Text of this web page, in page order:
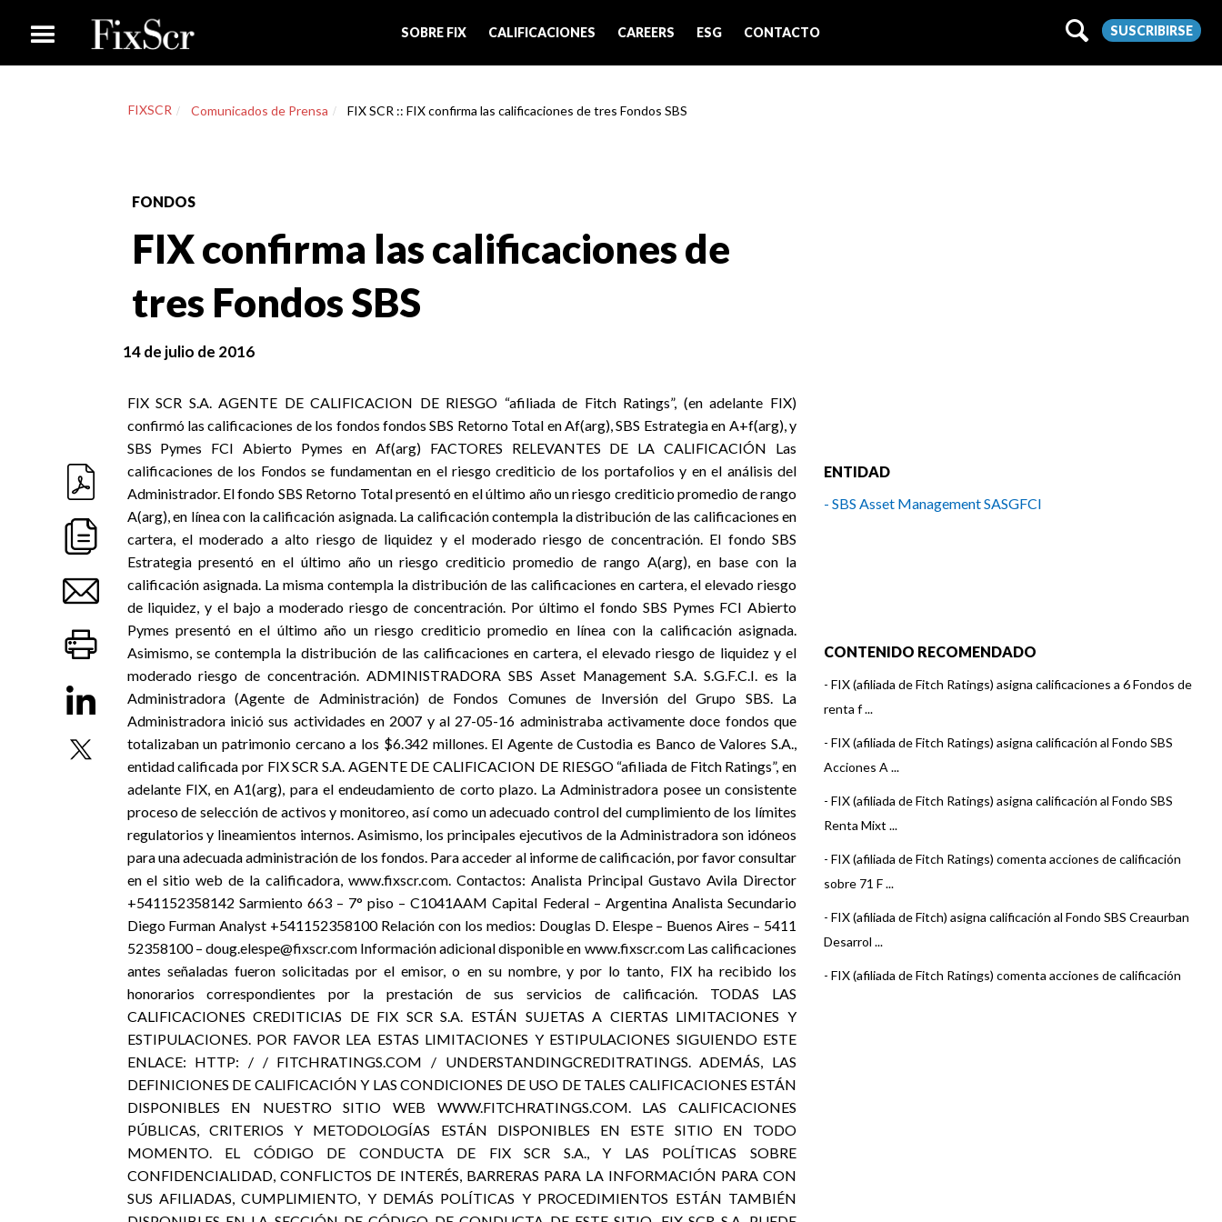
SOBRE FIX CALIFICACIONES CAREERS ESG CONTACTO SUSCRIBIRSE
FIXSCR Comunicados de Prensa FIX SCR :: FIX confirma las calificaciones de tres Fondos SBS
FONDOS
FIX confirma las calificaciones de
tres Fondos SBS
14 de julio de 2016
FIX SCR S.A. AGENTE DE CALIFICACION DE RIESGO “afiliada de Fitch Ratings”, (en adelante FIX)
confirmó las calificaciones de los fondos fondos SBS Retorno Total en Af(arg), SBS Estrategia en A+f(arg), y
SBS Pymes FCI Abierto Pymes en Af(arg) FACTORES RELEVANTES DE LA CALIFICACIÓN Las
calificaciones de los Fondos se fundamentan en el riesgo crediticio de los portafolios y en el análisis del
Administrador. El fondo SBS Retorno Total presentó en el último año un riesgo crediticio promedio de rango
A(arg), en línea con la calificación asignada. La calificación contempla la distribución de las calificaciones en
cartera, el moderado a alto riesgo de liquidez y el moderado riesgo de concentración. El fondo SBS
Estrategia presentó en el último año un riesgo crediticio promedio de rango A(arg), en base con la
calificación asignada. La misma contempla la distribución de las calificaciones en cartera, el elevado riesgo
de liquidez, y el bajo a moderado riesgo de concentración. Por último el fondo SBS Pymes FCI Abierto
Pymes presentó en el último año un riesgo crediticio promedio en línea con la calificación asignada.
Asimismo, se contempla la distribución de las calificaciones en cartera, el elevado riesgo de liquidez y el
moderado riesgo de concentración. ADMINISTRADORA SBS Asset Management S.A. S.G.F.C.I. es la
Administradora (Agente de Administración) de Fondos Comunes de Inversión del Grupo SBS. La
Administradora inició sus actividades en 2007 y al 27-05-16 administraba activamente doce fondos que
totalizaban un patrimonio cercano a los $6.342 millones. El Agente de Custodia es Banco de Valores S.A.,
entidad calificada por FIX SCR S.A. AGENTE DE CALIFICACION DE RIESGO “afiliada de Fitch Ratings”, en
adelante FIX, en A1(arg), para el endeudamiento de corto plazo. La Administradora posee un consistente
proceso de selección de activos y monitoreo, así como un adecuado control del cumplimiento de los límites
regulatorios y lineamientos internos. Asimismo, los principales ejecutivos de la Administradora son idóneos
para una adecuada administración de los fondos. Para acceder al informe de calificación, por favor consultar
en el sitio web de la calificadora, www.fixscr.com. Contactos: Analista Principal Gustavo Avila Director
+541152358142 Sarmiento 663 – 7° piso – C1041AAM Capital Federal – Argentina Analista Secundario
Diego Furman Analyst +541152358100 Relación con los medios: Douglas D. Elespe – Buenos Aires – 5411
52358100 – doug.elespe@fixscr.com Información adicional disponible en www.fixscr.com Las calificaciones
antes señaladas fueron solicitadas por el emisor, o en su nombre, y por lo tanto, FIX ha recibido los
honorarios correspondientes por la prestación de sus servicios de calificación. TODAS LAS
CALIFICACIONES CREDITICIAS DE FIX SCR S.A. ESTÁN SUJETAS A CIERTAS LIMITACIONES Y
ESTIPULACIONES. POR FAVOR LEA ESTAS LIMITACIONES Y ESTIPULACIONES SIGUIENDO ESTE
ENLACE: HTTP: / / FITCHRATINGS.COM / UNDERSTANDINGCREDITRATINGS. ADEMÁS, LAS
DEFINICIONES DE CALIFICACIÓN Y LAS CONDICIONES DE USO DE TALES CALIFICACIONES ESTÁN
DISPONIBLES EN NUESTRO SITIO WEB WWW.FITCHRATINGS.COM. LAS CALIFICACIONES
PÚBLICAS, CRITERIOS Y METODOLOGÍAS ESTÁN DISPONIBLES EN ESTE SITIO EN TODO
MOMENTO. EL CÓDIGO DE CONDUCTA DE FIX SCR S.A., Y LAS POLÍTICAS SOBRE
CONFIDENCIALIDAD, CONFLICTOS DE INTERÉS, BARRERAS PARA LA INFORMACIÓN PARA CON
SUS AFILIADAS, CUMPLIMIENTO, Y DEMÁS POLÍTICAS Y PROCEDIMIENTOS ESTÁN TAMBIÉN
ENTIDAD
- SBS Asset Management SASGFCI
CONTENIDO RECOMENDADO
- FIX (afiliada de Fitch Ratings) asigna calificaciones a 6 Fondos de
renta f ...
- FIX (afiliada de Fitch Ratings) asigna calificación al Fondo SBS
Acciones A ...
- FIX (afiliada de Fitch Ratings) asigna calificación al Fondo SBS
Renta Mixt ...
- FIX (afiliada de Fitch Ratings) comenta acciones de calificación
sobre 71 F ...
- FIX (afiliada de Fitch) asigna calificación al Fondo SBS Creaurban
Desarrol ...
- FIX (afiliada de Fitch Ratings) comenta acciones de calificación